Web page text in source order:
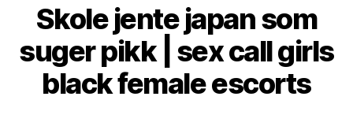
Skole jente japan som
suger pikk | sex call girls
black female escorts